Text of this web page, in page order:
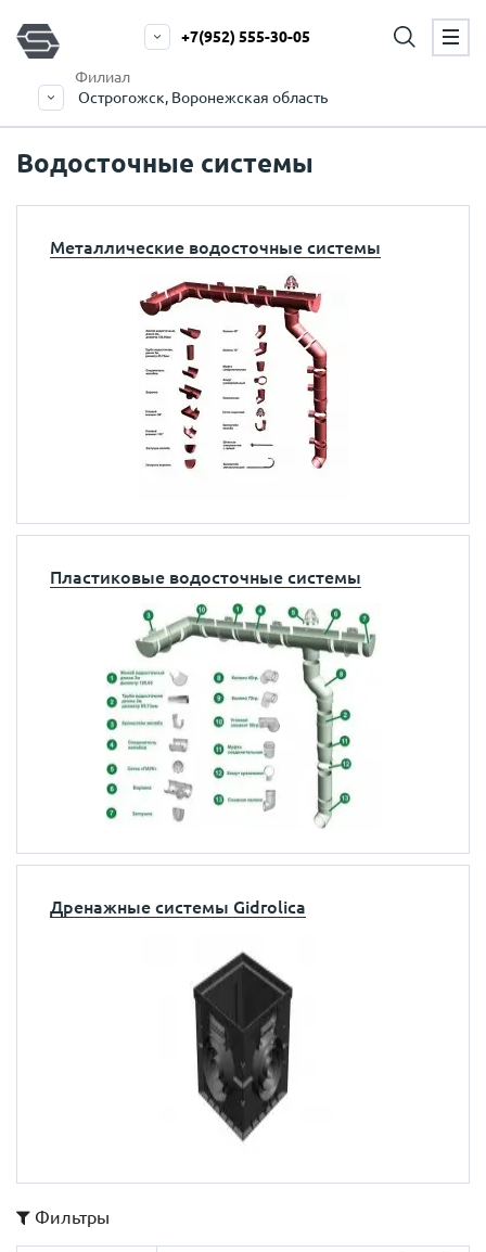
Филиал
Острогожск, Воронежская область
+7(952) 555-30-05
Водосточные системы
Металлические водосточные системы
Пластиковые водосточные системы
Дренажные системы Gidrolica
Фильтры